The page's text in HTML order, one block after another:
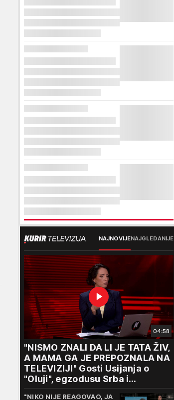
NAJNOVIJENAJGLEDANIJE
04:58
"NISMO ZNALI DA LI JE TATA ŽIV,
A MAMA GA JE PREPOZNALA NA
TELEVIZIJI" Gosti Usijanja o
"Oluji", egzodusu Srba i
stravičnim svedočenjima
"NIKO NIJE REAGOVAO, JA